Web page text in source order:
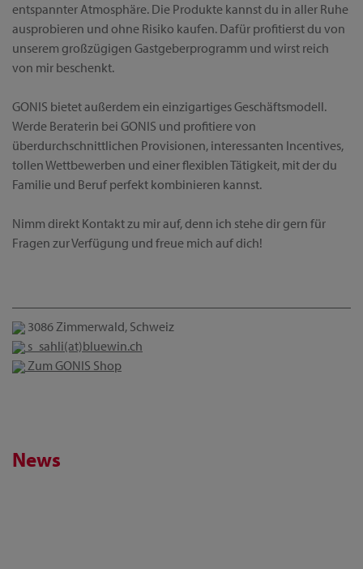
entspannter Atmosphäre. Die Produkte kannst du in aller Ruhe
ausprobieren und ohne Risiko kaufen. Dafür profitierst du von
unserem großzügigen Gastgeberprogramm und wirst reich
von mir beschenkt.
GONIS bietet außerdem ein einzigartiges Geschäftsmodell.
Werde Beraterin bei GONIS und profitiere von
überdurchschnittlichen Provisionen, interessanten Incentives,
tollen Wettbewerben und einer flexiblen Tätigkeit, mit der du
Familie und Beruf perfekt kombinieren kannst.
Nimm direkt Kontakt zu mir auf, denn ich stehe dir gern für
Fragen zur Verfügung und freue mich auf dich!
3086 Zimmerwald, Schweiz
s_sahli(at)bluewin.ch
Zum GONIS Shop
News